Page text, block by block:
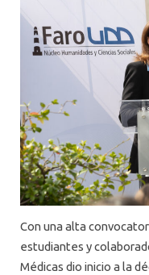
Con una alta
estudiantes y
Médicas dio inicio a la